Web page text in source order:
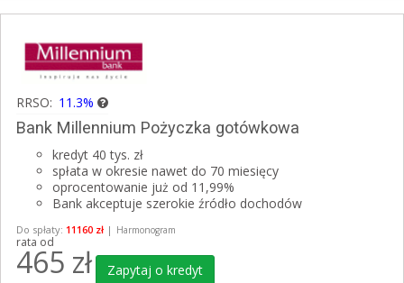
RRSO: 11.3%
Bank Millennium Pożyczka gotówkowa
kredyt 40 tys. zł
spłata w okresie nawet do 70 miesięcy
oprocentowanie już od 11,99%
Bank akceptuje szerokie źródło dochodów
Do spłaty: 11160 zł | Harmonogram
rata od
465 zł Zapytaj o kredyt